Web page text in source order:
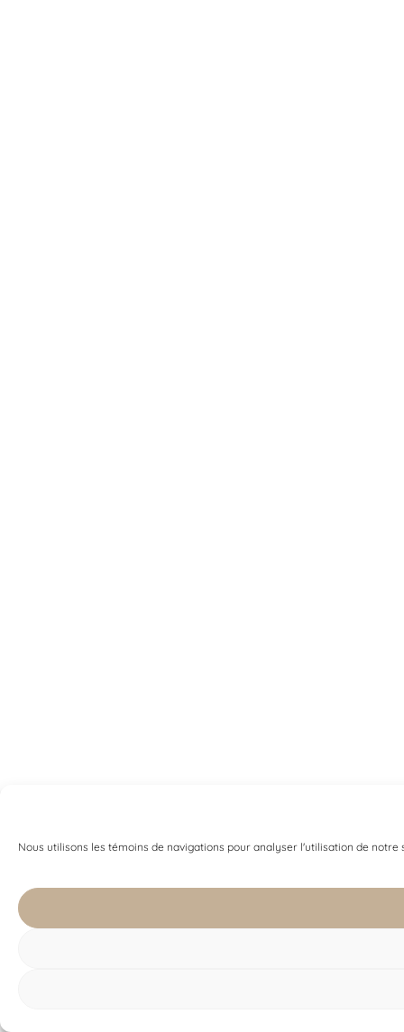
Nous utilisons les témoins de navigations pour analyser l'utilisation de